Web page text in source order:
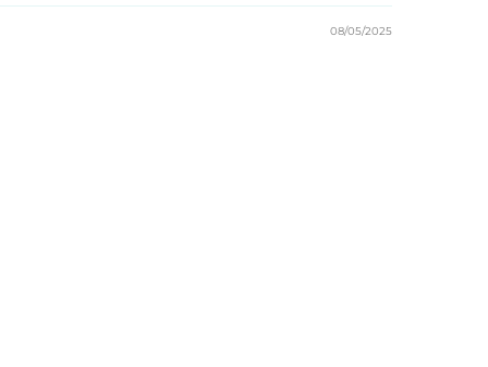
08/05/2025